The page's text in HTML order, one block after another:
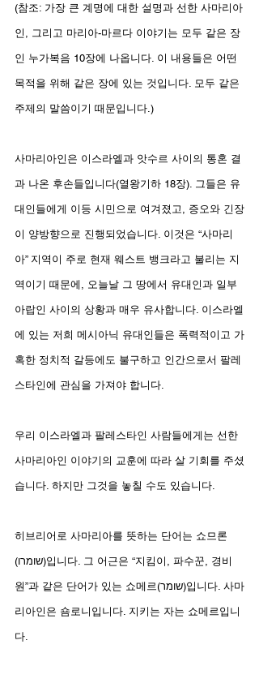
(참조: 가장 큰 계명에 대한 설명과 선한 사마리아
인, 그리고 마리아-마르다 이야기는 모두 같은 장
인 누가복음 10장에 나옵니다. 이 내용들은 어떤
목적을 위해 같은 장에 있는 것입니다. 모두 같은
주제의 말씀이기 때문입니다.)
사마리아인은 이스라엘과 앗수르 사이의 통혼 결
과 나온 후손들입니다(열왕기하 18장). 그들은 유
대인들에게 이등 시민으로 여겨졌고, 증오와 긴장
이 양방향으로 진행되었습니다. 이것은 “사마리
아” 지역이 주로 현재 웨스트 뱅크라고 불리는 지
역이기 때문에, 오늘날 그 땅에서 유대인과 일부
아랍인 사이의 상황과 매우 유사합니다. 이스라엘
에 있는 저희 메시아닉 유대인들은 폭력적이고 가
혹한 정치적 갈등에도 불구하고 인간으로서 팔레
스타인에 관심을 가져야 합니다.
우리 이스라엘과 팔레스타인 사람들에게는 선한
사마리아인 이야기의 교훈에 따라 살 기회를 주셨
습니다. 하지만 그것을 놓칠 수도 있습니다.
히브리어로 사마리아를 뜻하는 단어는 쇼므론
(שומרו)입니다. 그 어근은 “지킴이, 파수꾼, 경비
원”과 같은 단어가 있는 쇼메르(שומר)입니다. 사마
리아인은 숌로니입니다. 지키는 자는 쇼메르입니
다.